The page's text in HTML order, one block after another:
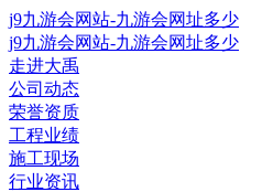
j9九游会网站-九游会网址多少
j9九游会网站-九游会网址多少
走进大禹
公司动态
荣誉资质
工程业绩
施工现场
行业资讯